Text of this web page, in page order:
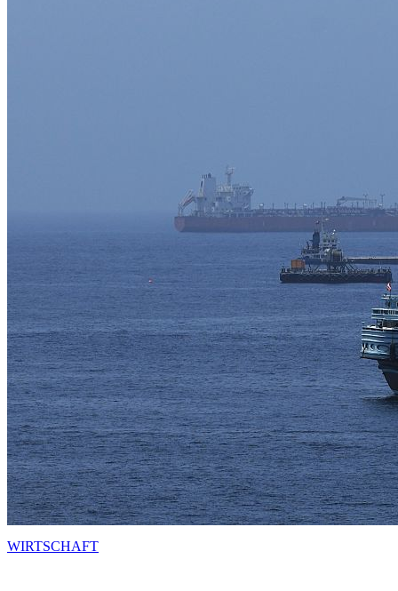
WIRTSCHAFT